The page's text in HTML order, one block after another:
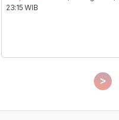
23:15 WIB
>